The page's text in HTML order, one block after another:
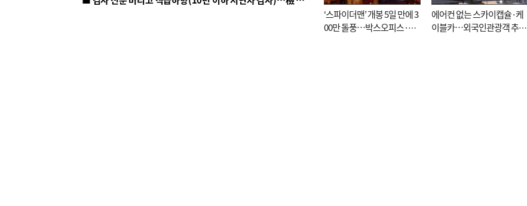
‘스파이더맨’ 개봉 5일 만에 3
00만 돌풍…박스오피스·예
에어컨 없는 스카이캡슐·케
이블카…외국인관광객 추억